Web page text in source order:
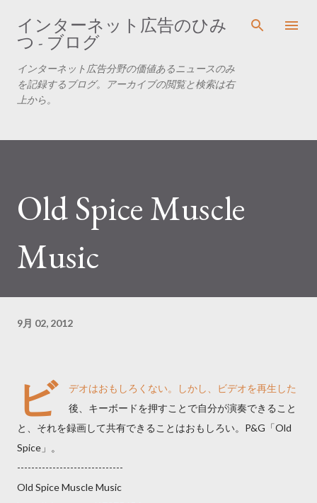
スキップしてメイン コンテンツに移動
インターネット広告のひみ
つ - ブログ
インターネット広告分野の価値あるニュースのみ
を記録するブログ。アーカイブの閲覧と検索は右
上から。
Old Spice Muscle
Music
9月 02, 2012
ビ
デオはおもしろくない。しかし、ビデオを再生した
後、キーボードを押すことで自分が演奏できること
と、それを録画して共有できることはおもしろい。P&G「Old
Spice」。
------------------------------
Old Spice Muscle Music